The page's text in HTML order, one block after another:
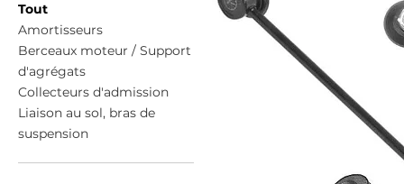
Tout
Amortisseurs
Berceaux moteur / Support
d'agrégats
Collecteurs d'admission
Liaison au sol, bras de
suspension